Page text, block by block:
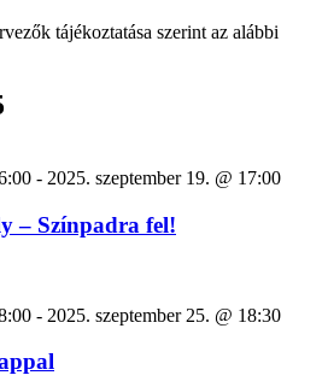
tájékoztatása szerint az alábbi
- 2025. szeptember 19. @ 17:00
– Színpadra fel!
- 2025. szeptember 25. @ 18:30